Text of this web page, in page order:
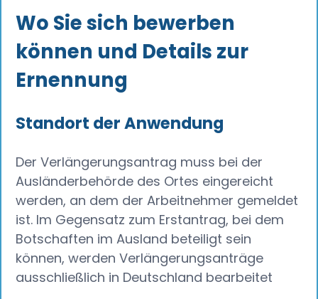
Wo Sie sich bewerben
können und Details zur
Ernennung
Standort der Anwendung
Der Verlängerungsantrag muss bei der
Ausländerbehörde des Ortes eingereicht
werden, an dem der Arbeitnehmer gemeldet
ist. Im Gegensatz zum Erstantrag, bei dem
Botschaften im Ausland beteiligt sein
können, werden Verlängerungsanträge
ausschließlich in Deutschland bearbeitet